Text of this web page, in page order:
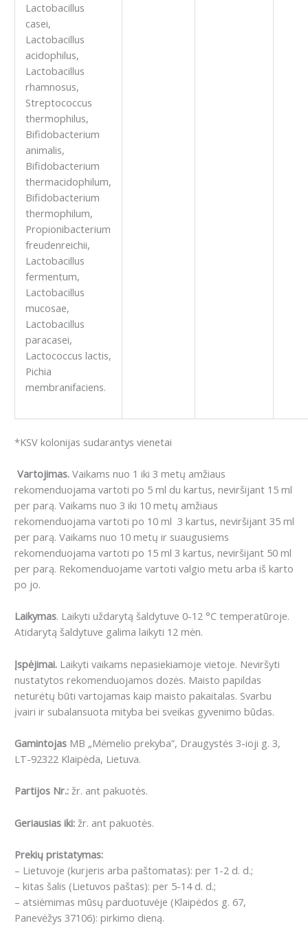
Lactobacillus
casei,
Lactobacillus
acidophilus,
Lactobacillus
rhamnosus,
Streptococcus
thermophilus,
Bifidobacterium
animalis,
Bifidobacterium
thermacidophilum,
Bifidobacterium
thermophilum,
Propionibacterium
freudenreichii,
Lactobacillus
fermentum,
Lactobacillus
mucosae,
Lactobacillus
paracasei,
Lactococcus lactis,
Pichia
membranifaciens.
*KSV kolonijas sudarantys vienetai
Vartojimas. Vaikams nuo 1 iki 3 metų amžiaus
rekomenduojama vartoti po 5 ml du kartus, neviršijant 15 ml
per parą. Vaikams nuo 3 iki 10 metų amžiaus
rekomenduojama vartoti po 10 ml 3 kartus, neviršijant 35 ml
per parą. Vaikams nuo 10 metų ir suaugusiems
rekomenduojama vartoti po 15 ml 3 kartus, neviršijant 50 ml
per parą. Rekomenduojame vartoti valgio metu arba iš karto
po jo.
Laikymas. Laikyti uždarytą šaldytuve 0-12 °C temperatūroje.
Atidarytą šaldytuve galima laikyti 12 mėn.
Įspėjimai. Laikyti vaikams nepasiekiamoje vietoje. Neviršyti
nustatytos rekomenduojamos dozės. Maisto papildas
neturėtų būti vartojamas kaip maisto pakaitalas. Svarbu
įvairi ir subalansuota mityba bei sveikas gyvenimo būdas.
Gamintojas MB „Mėmelio prekyba”, Draugystės 3-ioji g. 3,
LT-92322 Klaipėda, Lietuva.
Partijos Nr.: žr. ant pakuotės.
Geriausias iki: žr. ant pakuotės.
Prekių pristatymas:
– Lietuvoje (kurjeris arba paštomatas): per 1-2 d. d.;
– kitas šalis (Lietuvos paštas): per 5-14 d. d.;
– atsiėmimas mūsų parduotuvėje (Klaipėdos g. 67,
Panevėžys 37106): pirkimo dieną.